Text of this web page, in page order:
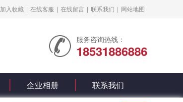
加入收藏 | 在线客服 | 在线留言 | 联系我们 | 网站地图
服务咨询热线：
18531886886
企业相册 联系我们